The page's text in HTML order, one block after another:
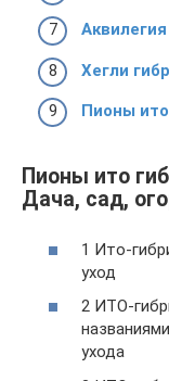
Хегли
Пионы
Пионы ито
Дача, сад,
1 Ито-
уход
2 ИТО-
ухода